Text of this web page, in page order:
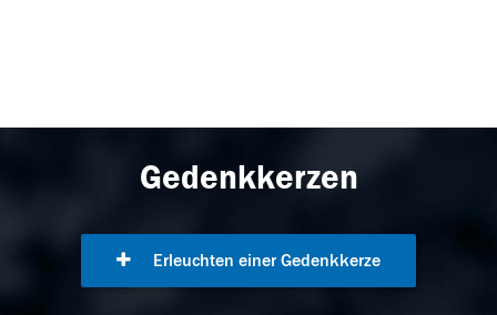
Gedenkkerzen
Erleuchten einer Gedenkkerze